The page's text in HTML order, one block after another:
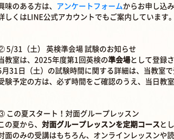
味のある方は、 アンケートフォームからお申し込
しくはLINE公式アカウントでもご案内しています。
5/31（土） 英検準会場 試験のお知らせ
教室は、2025年度第1回英検の準会場として登録
月31日（土）の試験時間に関する詳細は、当教室
験予定の方は、必ず時間をご確認のうえ、当日教
この夏スタート！対面グループレッスン
の夏から、対面グループレッスンを定期コース と
面のみの受講はもちろん、オンラインレッスンや